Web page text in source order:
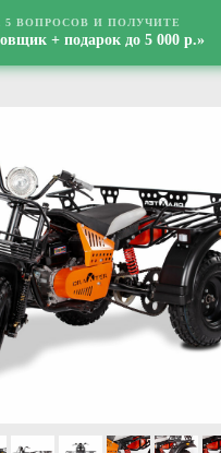
5 ВОПРОСОВ И ПОЛУЧИТЕ
+ подарок до 5 000 р.»